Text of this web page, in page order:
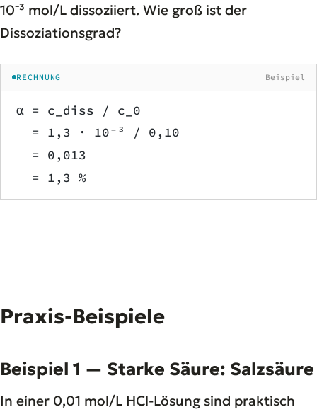
10⁻³ mol/L dissoziiert. Wie groß ist der
Dissoziationsgrad?
RECHNUNG Beispiel
α = c_diss / c_0
  = 1,3 · 10⁻³ / 0,10
  = 0,013
  = 1,3 %
Praxis-Beispiele
Beispiel 1 — Starke Säure: Salzsäure
In einer 0,01 mol/L HCl-Lösung sind praktisch